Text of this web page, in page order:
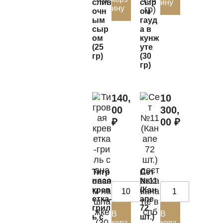
слив
очн
ым
сыр
ом
(25
гр)
ину
сыр
ом
гауд
а в
кунж
уте
(30
гр)
ину
Тигр
овая
крев
етка-
грил
ь с
140,
00
₽
В
Сет
№11
(Кан
апе
72
шт.)
10
300,
00 ₽
В